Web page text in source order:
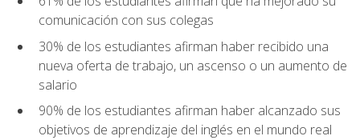
comunicación con sus colegas
30% de los estudiantes afirman haber recibido una
nueva oferta de trabajo, un ascenso o un aumento de
salario
90% de los estudiantes afirman haber alcanzado sus
objetivos de aprendizaje del inglés en el mundo real